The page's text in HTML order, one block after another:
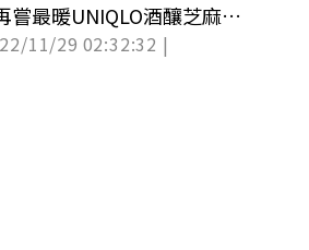
嘗最暖UNIQLO酒釀芝麻湯
11/29 02:32:32 |